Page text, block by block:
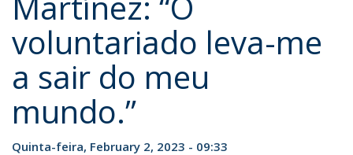
voluntariado leva-me
a sair do meu
mundo.”
Quinta-feira, February 2, 2023 - 09:33